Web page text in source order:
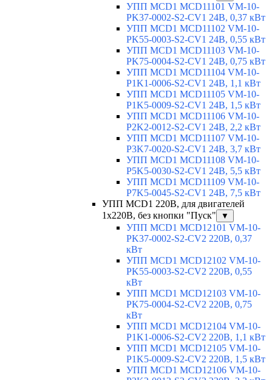
УПП MCD1 MCD11101 VM-10-
PK37-0002-S2-CV1 24В, 0,37 кВт
УПП MCD1 MCD11102 VM-10-
PK55-0003-S2-CV1 24В, 0,55 кВт
УПП MCD1 MCD11103 VM-10-
PK75-0004-S2-CV1 24В, 0,75 кВт
УПП MCD1 MCD11104 VM-10-
P1K1-0006-S2-CV1 24В, 1,1 кВт
УПП MCD1 MCD11105 VM-10-
P1K5-0009-S2-CV1 24В, 1,5 кВт
УПП MCD1 MCD11106 VM-10-
P2K2-0012-S2-CV1 24В, 2,2 кВт
УПП MCD1 MCD11107 VM-10-
P3K7-0020-S2-CV1 24В, 3,7 кВт
УПП MCD1 MCD11108 VM-10-
P5K5-0030-S2-CV1 24В, 5,5 кВт
УПП MCD1 MCD11109 VM-10-
P7K5-0045-S2-CV1 24В, 7,5 кВт
УПП MCD1 220В, для двигателей
1х220В, без кнопки "Пуск"
▼
УПП MCD1 MCD12101 VM-10-
PK37-0002-S2-CV2 220В, 0,37
кВт
УПП MCD1 MCD12102 VM-10-
PK55-0003-S2-CV2 220В, 0,55
кВт
УПП MCD1 MCD12103 VM-10-
PK75-0004-S2-CV2 220В, 0,75
кВт
УПП MCD1 MCD12104 VM-10-
P1K1-0006-S2-CV2 220В, 1,1 кВт
УПП MCD1 MCD12105 VM-10-
P1K5-0009-S2-CV2 220В, 1,5 кВт
УПП MCD1 MCD12106 VM-10-